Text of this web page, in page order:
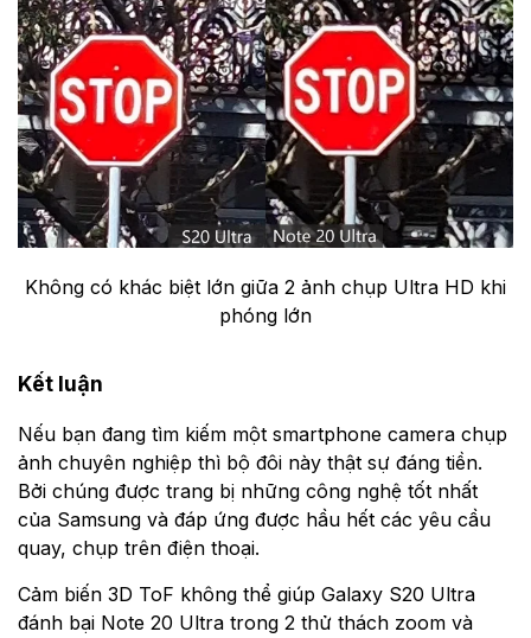
Không có khác biệt lớn giữa 2 ảnh chụp Ultra HD khi
phóng lớn
Kết luận
Nếu bạn đang tìm kiếm một smartphone camera chụp
ảnh chuyên nghiệp thì bộ đôi này thật sự đáng tiền.
Bởi chúng được trang bị những công nghệ tốt nhất
của Samsung và đáp ứng được hầu hết các yêu cầu
quay, chụp trên điện thoại.
Cảm biến 3D ToF không thể giúp Galaxy S20 Ultra
đánh bại Note 20 Ultra trong 2 thử thách zoom và